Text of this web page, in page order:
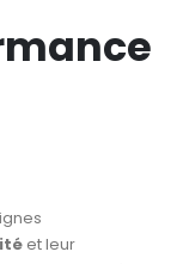
et leur